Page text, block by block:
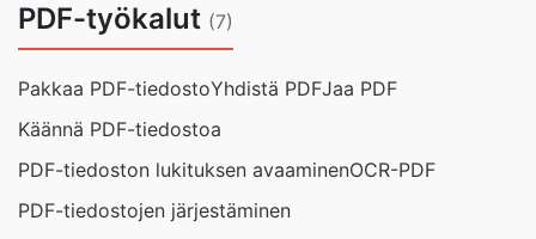
PDF-työkalut (7)
Pakkaa PDF-tiedostoYhdistä PDFJaa PDF
Käännä PDF-tiedostoa
PDF-tiedoston lukituksen avaaminenOCR-PDF
PDF-tiedostojen järjestäminen